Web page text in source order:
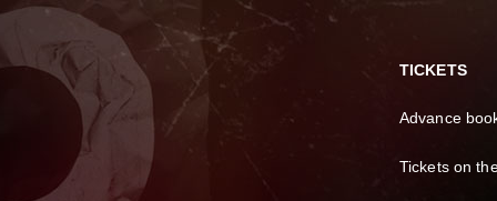
TICKETS
Advance
Tickets on